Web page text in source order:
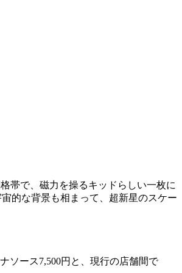
帯で、磁力を操るキッドらしい一枚に
的な背景も相まって、超新星のスケー
ソース7,500円と、現行の店舗間で